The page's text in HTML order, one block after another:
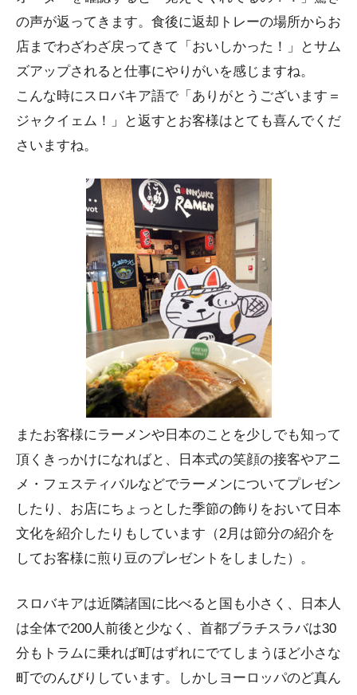
の声が返ってきます。食後に返却トレーの場所からお
店までわざわざ戻ってきて「おいしかった！」とサム
ズアップされると仕事にやりがいを感じますね。
こんな時にスロバキア語で「ありがとうございます＝
ジャクイェム！」と返すとお客様はとても喜んでくだ
さいますね。
またお客様にラーメンや日本のことを少しでも知って
頂くきっかけになればと、日本式の笑顔の接客やアニ
メ・フェスティバルなどでラーメンについてプレゼン
したり、お店にちょっとした季節の飾りをおいて日本
文化を紹介したりもしています（2月は節分の紹介を
してお客様に煎り豆のプレゼントをしました）。
スロバキアは近隣諸国に比べると国も小さく、日本人
は全体で200人前後と少なく、首都ブラチスラバは30
分もトラムに乗れば町はずれにでてしまうほど小さな
町でのんびりしています。しかしヨーロッパのど真ん